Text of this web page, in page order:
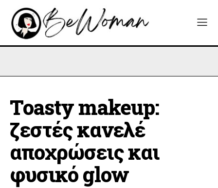
Toasty makeup:
ζεστές κανελέ
αποχρώσεις και
φυσικό glow